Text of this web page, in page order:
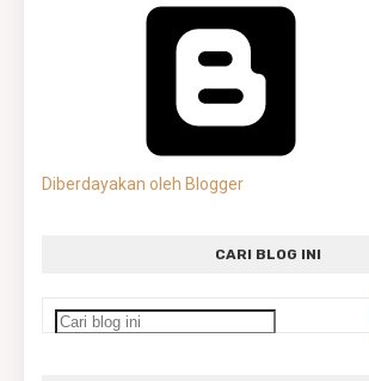
Diberdayakan oleh Blogger
CARI BLOG INI